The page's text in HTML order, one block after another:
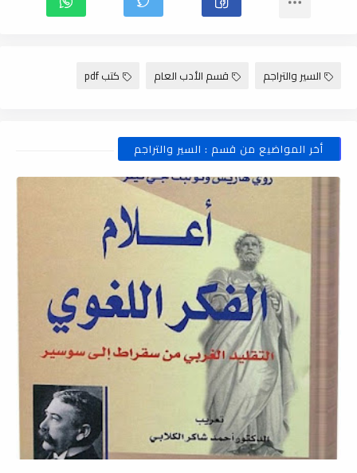
السير والتراجم قسم الأدب العام كتب pdf
أخر المواضيع من قسم : السير والتراجم